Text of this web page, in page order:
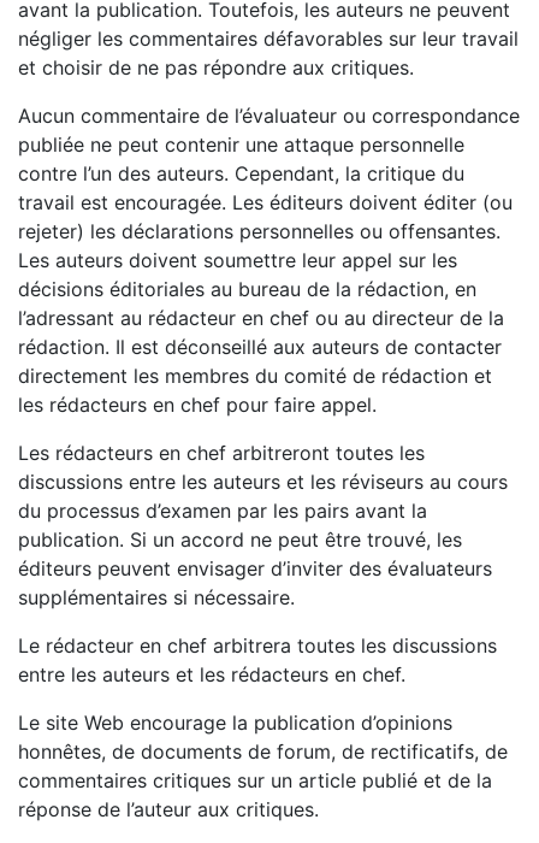
avant la publication. Toutefois, les auteurs ne peuvent
négliger les commentaires défavorables sur leur travail
et choisir de ne pas répondre aux critiques.
Aucun commentaire de l’évaluateur ou correspondance
publiée ne peut contenir une attaque personnelle
contre l’un des auteurs. Cependant, la critique du
travail est encouragée. Les éditeurs doivent éditer (ou
rejeter) les déclarations personnelles ou offensantes.
Les auteurs doivent soumettre leur appel sur les
décisions éditoriales au bureau de la rédaction, en
l’adressant au rédacteur en chef ou au directeur de la
rédaction. Il est déconseillé aux auteurs de contacter
directement les membres du comité de rédaction et
les rédacteurs en chef pour faire appel.
Les rédacteurs en chef arbitreront toutes les
discussions entre les auteurs et les réviseurs au cours
du processus d’examen par les pairs avant la
publication. Si un accord ne peut être trouvé, les
éditeurs peuvent envisager d’inviter des évaluateurs
supplémentaires si nécessaire.
Le rédacteur en chef arbitrera toutes les discussions
entre les auteurs et les rédacteurs en chef.
Le site Web encourage la publication d’opinions
honnêtes, de documents de forum, de rectificatifs, de
commentaires critiques sur un article publié et de la
réponse de l’auteur aux critiques.